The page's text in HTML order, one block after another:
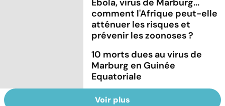
comment l'Afrique peut-elle
atténuer les risques et
prévenir les zoonoses ?
10 morts dues au virus de
Marburg en Guinée
Equatoriale
Voir plus